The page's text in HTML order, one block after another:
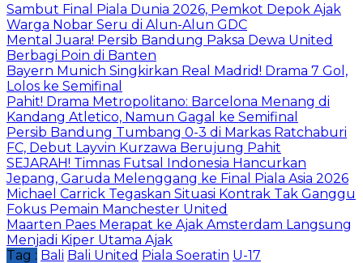
Sambut Final Piala Dunia 2026, Pemkot Depok Ajak
Warga Nobar Seru di Alun-Alun GDC
Mental Juara! Persib Bandung Paksa Dewa United
Berbagi Poin di Banten
Bayern Munich Singkirkan Real Madrid! Drama 7 Gol,
Lolos ke Semifinal
Pahit! Drama Metropolitano: Barcelona Menang di
Kandang Atletico, Namun Gagal ke Semifinal
Persib Bandung Tumbang 0-3 di Markas Ratchaburi
FC, Debut Layvin Kurzawa Berujung Pahit
SEJARAH! Timnas Futsal Indonesia Hancurkan
Jepang, Garuda Melenggang ke Final Piala Asia 2026
Michael Carrick Tegaskan Situasi Kontrak Tak Ganggu
Fokus Pemain Manchester United
Maarten Paes Merapat ke Ajak Amsterdam Langsung
Menjadi Kiper Utama Ajak
Tag : Bali Bali United Piala Soeratin U-17